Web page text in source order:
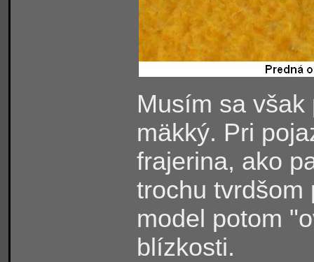
Musím sa
mäkký. Pri
frajerina, ako
trochu tvrdšom
model potom
blízkosti.